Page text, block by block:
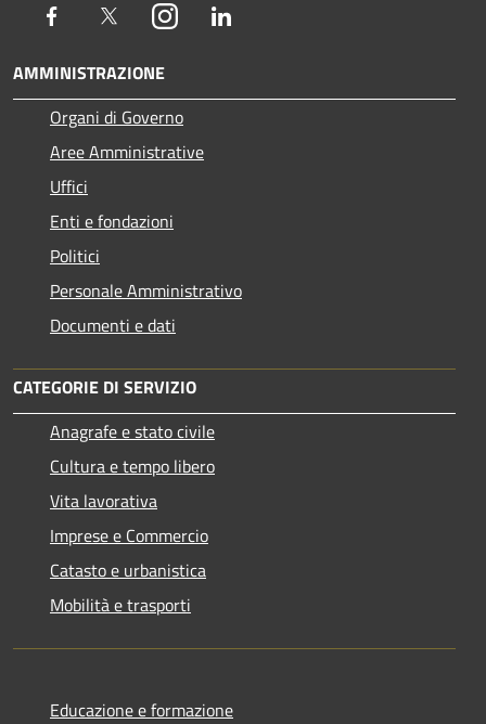
Facebook TwitterInstagram
AMMINISTRAZIONE
Organi di Governo
Aree Amministrative
Uffici
Enti e fondazioni
Politici
Personale Amministrativo
Documenti e dati
CATEGORIE DI SERVIZIO
Anagrafe e stato civile
Cultura e tempo libero
Vita lavorativa
Imprese e Commercio
Catasto e urbanistica
Mobilità e trasporti
Educazione e formazione